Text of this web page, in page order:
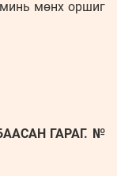
мөнх оршиг
ГАРАГ. №